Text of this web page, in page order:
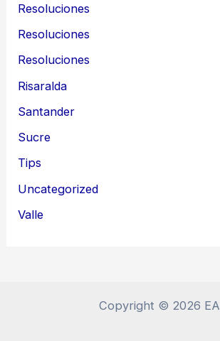
Resoluciones
Resoluciones
Resoluciones
Risaralda
Santander
Sucre
Tips
Uncategorized
Valle
Copyright © 2026 EA